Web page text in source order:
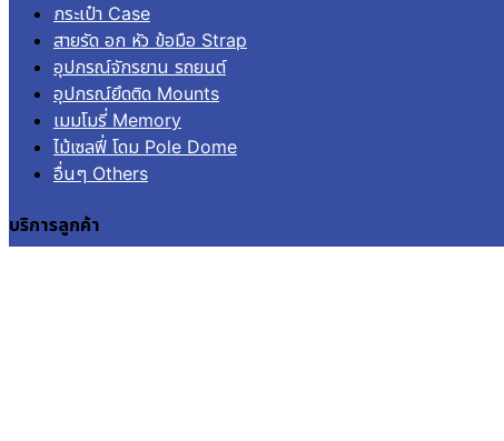
กระเป๋า Case
สายรัด อก หัว ข้อมือ Strap
อุปกรณ์จักรยาน รถยนต์
อุปกรณ์ยึดติด Mounts
เมมโมรี่ Memory
ไม้เซลฟี่ โดม Pole Dome
อื่นๆ Others
บริการลูกค้า